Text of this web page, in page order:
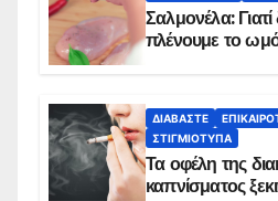
Σαλμονέλα:
πλένουμε το
ΔΙΑΒΆΣΤΕ
ΣΤΙΓΜΙΌΤΥΠΑ
Τα οφέλη της
καπνίσματος